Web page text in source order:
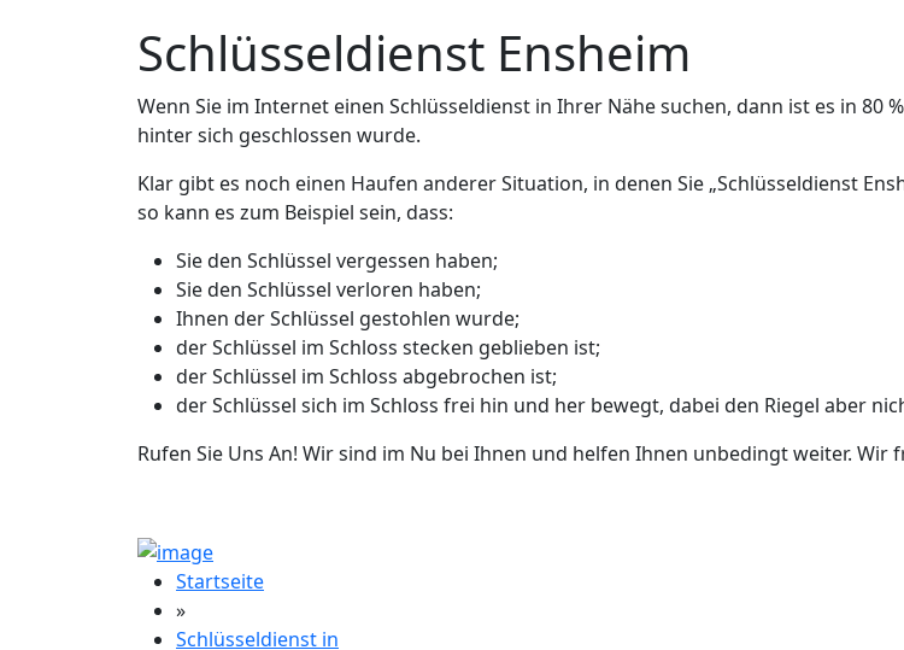
Schlüsseldienst Ensheim
Wenn Sie im Internet einen Schlüsseldienst in Ihrer Nähe suchen, dann ist es in 80
hinter sich geschlossen wurde.
Klar gibt es noch einen Haufen anderer Situation, in denen Sie „Schlüsseldienst
so kann es zum Beispiel sein, dass:
Sie den Schlüssel vergessen haben;
Sie den Schlüssel verloren haben;
Ihnen der Schlüssel gestohlen wurde;
der Schlüssel im Schloss stecken geblieben ist;
der Schlüssel im Schloss abgebrochen ist;
der Schlüssel sich im Schloss frei hin und her bewegt, dabei den Riegel aber
Rufen Sie Uns An! Wir sind im Nu bei Ihnen und helfen Ihnen unbedingt weiter. Wir
Startseite
»
Schlüsseldienst in